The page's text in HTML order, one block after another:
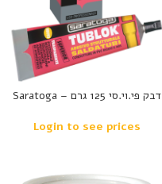
דבק פי.וי.סי 125 גרם – Saratoga
Login to see prices